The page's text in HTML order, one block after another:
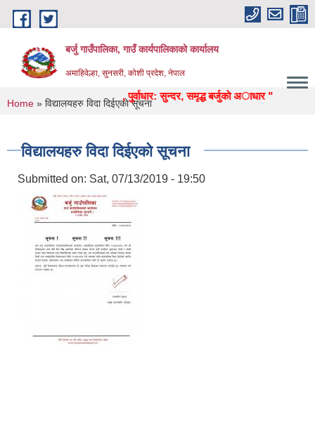
Skip to main content
बर्जु गाउँपालिका, गाउँ कार्यपालिकाको कार्यालय
अमाहिवेल्हा, सुनसरी, कोशी प्रदेश, नेपाल
स्वास्थ्य, उद्याेग, पर्यटन, पुर्वाधार: सुन्दर, समृद्ध बर्जुकाे अाधार "
You are here
Home » विद्यालयहरु विदा दिईएकाे सूचना
विद्यालयहरु विदा दिईएकाे सूचना
Submitted on: Sat, 07/13/2019 - 19:50